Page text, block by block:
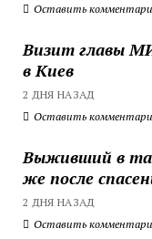
Оставить
Визит главы
в Киев
2 ДНЯ НАЗАД
Оставить
Выживший в
же после
2 ДНЯ НАЗАД
Оставить